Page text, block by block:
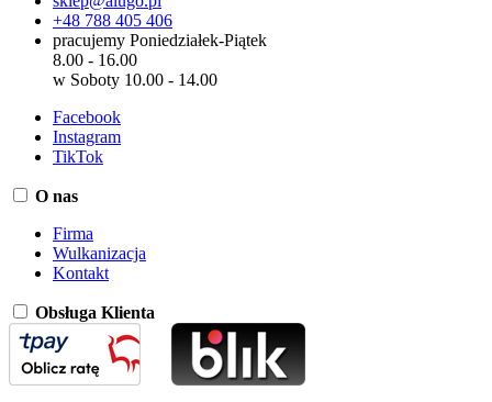
+48 788 405 406
pracujemy Poniedziałek-Piątek
8.00 - 16.00
w Soboty 10.00 - 14.00
Facebook
Instagram
TikTok
O nas
Firma
Wulkanizacja
Kontakt
Obsługa Klienta